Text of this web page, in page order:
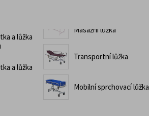
lůžka
Transportní lůžka
Ošetřovatelská lůžka
lehátka a postele
a lůžka
a lůžka
Masážní lůžka
Transportní lůžka
Mobilní sprchovací lůžka